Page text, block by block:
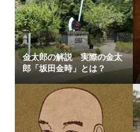
金太郎の解説 実際の金太
郎「坂田金時」とは？